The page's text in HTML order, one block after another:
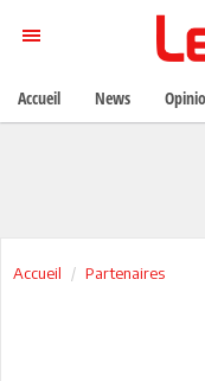
Accueil Partenaires
Accueil News